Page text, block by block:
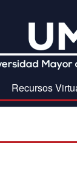
Recursos